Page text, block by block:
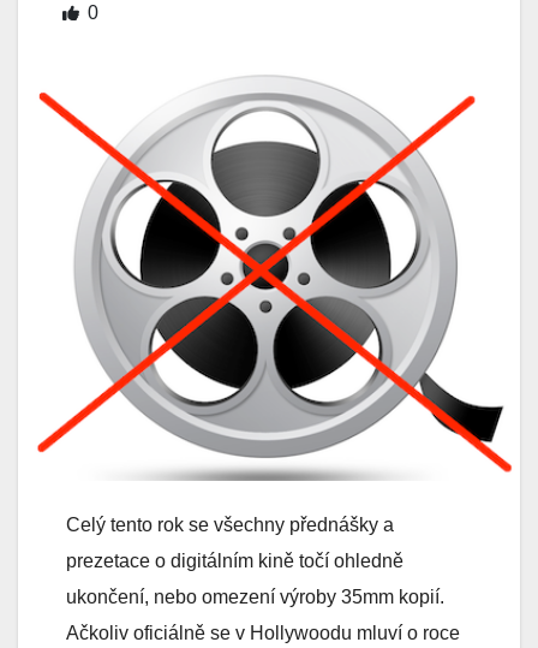
0
Celý tento rok se všechny přednášky a
prezetace o digitálním kině točí ohledně
ukončení, nebo omezení výroby 35mm kopií.
Ačkoliv oficiálně se v Hollywoodu mluví o roce